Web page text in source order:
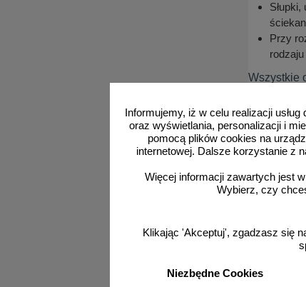
Informujemy, iż w celu realizacji
oraz wyświetlania, personalizacji i
pomocą plików cookies na
internetowej. Dalsze korzystanie z
Więcej informacji zawartych jest w
Wybierz, czy
Klikając 'Akceptuj', zgadzasz się
Niezbędne Cookies
Przy
Wszystkie
Przy
Małe
W
by